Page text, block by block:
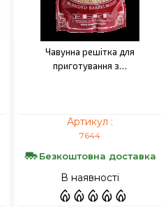
Чавунна решітка для
приготування з…
Артикул :
7644
Безкоштовна доставка
В наявності